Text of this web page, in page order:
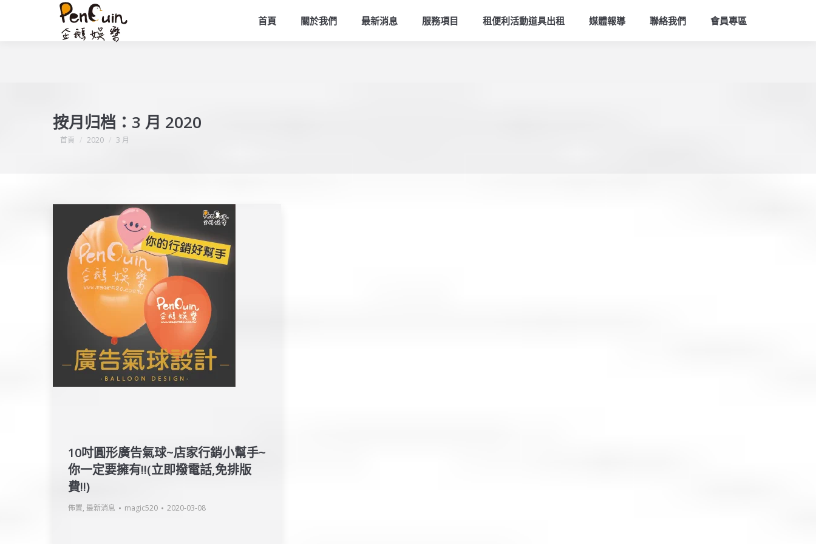
首頁 關於我們 最新消息 服務項目 租便利活動道具出租 媒體報導 聯絡我們 會員專區
按月归档： 3 月 2020
您在這裡：
首頁 2020 3 月
10吋圓形廣告氣球~店家行銷小幫手~
你一定要擁有!!(立即撥電話,免排版
費!!)
佈置, 最新消息 magic520 2020-03-08